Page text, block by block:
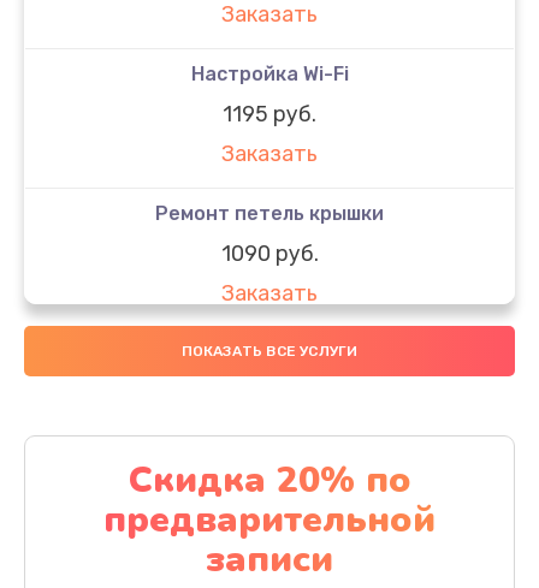
Заказать
Настройка Wi-Fi
1195 руб.
Заказать
Ремонт петель крышки
1090 руб.
Заказать
Замена вебкамеры
Заказать
Установка драйверов
1000 руб.
Заказать
ПОКАЗАТЬ ВСЕ УСЛУГИ
Скидка 20% по
предварительной
записи